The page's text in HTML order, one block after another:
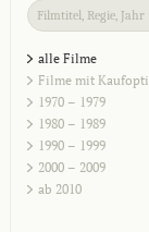
alle Filme
Filme mit
1970 – 1979
1980 – 1989
1990 – 1999
2000 – 2009
ab 2010